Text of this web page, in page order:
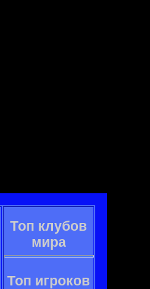
Топ клубов
мира
Топ игроков